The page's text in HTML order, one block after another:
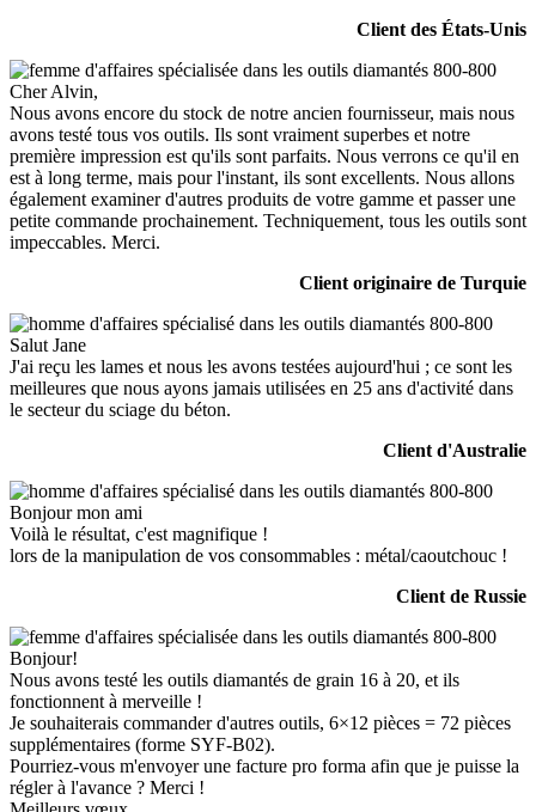
Client des États-Unis
Cher Alvin,
Nous avons encore du stock de notre ancien fournisseur, mais nous
avons testé tous vos outils. Ils sont vraiment superbes et notre
première impression est qu'ils sont parfaits. Nous verrons ce qu'il en
est à long terme, mais pour l'instant, ils sont excellents. Nous allons
également examiner d'autres produits de votre gamme et passer une
petite commande prochainement. Techniquement, tous les outils sont
impeccables. Merci.
Client originaire de Turquie
Salut Jane
J'ai reçu les lames et nous les avons testées aujourd'hui ; ce sont les
meilleures que nous ayons jamais utilisées en 25 ans d'activité dans
le secteur du sciage du béton.
Client d'Australie
Bonjour mon ami
Voilà le résultat, c'est magnifique !
lors de la manipulation de vos consommables : métal/caoutchouc !
Client de Russie
Bonjour!
Nous avons testé les outils diamantés de grain 16 à 20, et ils
fonctionnent à merveille !
Je souhaiterais commander d'autres outils, 6×12 pièces = 72 pièces
supplémentaires (forme SYF-B02).
Pourriez-vous m'envoyer une facture pro forma afin que je puisse la
régler à l'avance ? Merci !